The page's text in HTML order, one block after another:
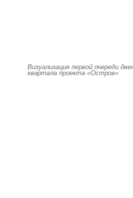
Визуализация первой очереди
квартала проекта «Остров»